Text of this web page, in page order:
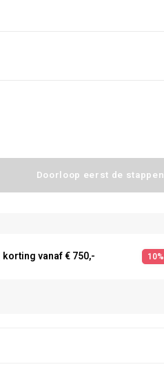
Doorloop eerst de stappen
korting vanaf € 750,- 10%